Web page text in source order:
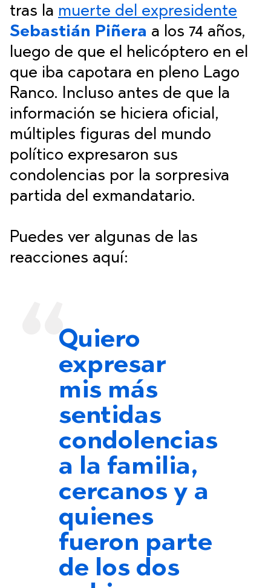
tras la muerte del expresidente
Sebastián Piñera a los 74 años,
luego de que el helicóptero en el
que iba capotara en pleno Lago
Ranco. Incluso antes de que la
información se hiciera oficial,
múltiples figuras del mundo
político expresaron sus
condolencias por la sorpresiva
partida del exmandatario.
Puedes ver algunas de las
reacciones aquí:
Quiero
expresar
mis más
sentidas
condolencias
a la familia,
cercanos y a
quienes
fueron parte
de los dos